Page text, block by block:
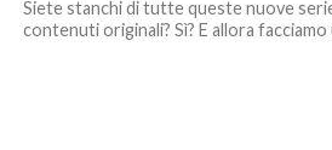
Siete stanchi di tutte queste nuove
contenuti originali? Sì? E allora